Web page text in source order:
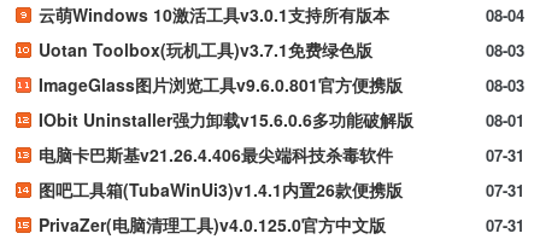
08-04
云萌Windows 10激活工具v3.0.1支持所有版本
08-03
Uotan Toolbox(玩机工具)v3.7.1免费绿色版
08-03
ImageGlass图片浏览工具v9.6.0.801官方便携版
08-01
IObit Uninstaller强力卸载v15.6.0.6多功能破解版
07-31
电脑卡巴斯基v21.26.4.406最尖端科技杀毒软件
07-31
图吧工具箱(TubaWinUi3)v1.4.1内置26款便携版
07-31
PrivaZer(电脑清理工具)v4.0.125.0官方中文版